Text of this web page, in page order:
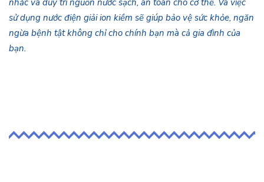
nhắc và duy trì nguồn nước sạch, an toàn cho cơ thể. Và việc
sử dụng nước điện giải ion kiềm sẽ giúp bảo vệ sức khỏe, ngăn
ngừa bệnh tật không chỉ cho chính bạn mà cả gia đình của
bạn.